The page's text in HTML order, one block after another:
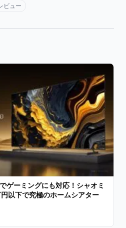
ビュー
ゲーミングにも対応！シャオミ
以下で究極のホームシアター